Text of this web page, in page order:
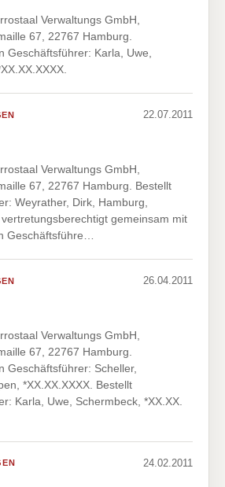
Verwaltungs GmbH,
67, 22767 Hamburg.
Geschäftsführer: Karla, Uwe,
22.07.2011
Verwaltungs GmbH,
67, 22767 Hamburg. Bestellt
Weyrather, Dirk, Hamburg,
vertretungsberechtigt gemeinsam mit
Geschäftsführe…
26.04.2011
Verwaltungs GmbH,
67, 22767 Hamburg.
Geschäftsführer: Scheller,
*XX.XX.XXXX. Bestellt
Karla, Uwe, Schermbeck, *XX.XX.
24.02.2011